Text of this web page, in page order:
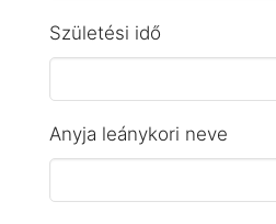
Születési idő
Anyja leánykori neve